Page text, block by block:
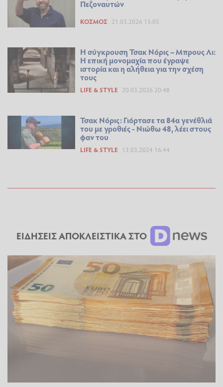
Πεζοναυτών
ΚΌΣΜΟΣ 21.03.2026 15:05
Η σύγκρουση Τσακ Νόρις – Μπρους Λι:
Η επική μονομαχία που έγραψε
ιστορία και η αλήθεια για την σχέση
τους
LIFE & STYLE 20.03.2026 20:48
Τσακ Νόρις: Γιόρτασε τα 84α γενέθλιά
του με γροθιές - Νιώθω 48, λέει στους
φαν του
LIFE & STYLE 13.03.2024 16:44
ΕΙΔΗΣΕΙΣ ΑΠΟΚΛΕΙΣΤΙΚΑ ΣΤΟ